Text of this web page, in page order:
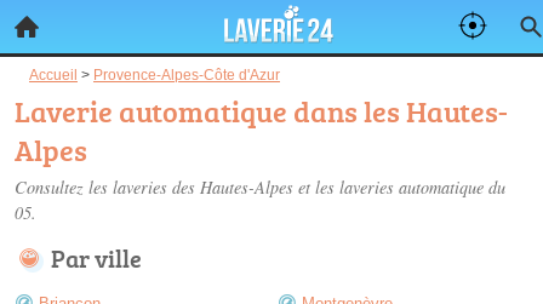
Accueil > Provence-Alpes-Côte d'Azur
Laverie automatique dans les Hautes-
Alpes
Consultez les laveries des Hautes-Alpes et les laveries automatique du
05.
Par ville